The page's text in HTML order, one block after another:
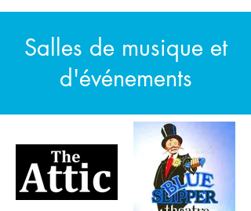
Salles de musique et
d'événements